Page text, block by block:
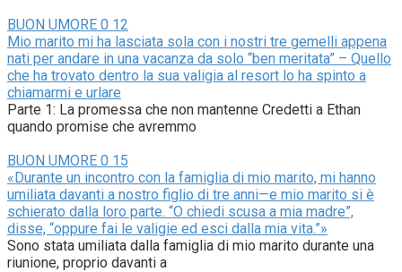
BUON UMORE 0 12
Mio marito mi ha lasciata sola con i nostri tre gemelli appena
nati per andare in una vacanza da solo “ben meritata” – Quello
che ha trovato dentro la sua valigia al resort lo ha spinto a
chiamarmi e urlare
Parte 1: La promessa che non mantenne Credetti a Ethan
quando promise che avremmo
BUON UMORE 0 15
«Durante un incontro con la famiglia di mio marito, mi hanno
umiliata davanti a nostro figlio di tre anni—e mio marito si è
schierato dalla loro parte. “O chiedi scusa a mia madre”,
disse, “oppure fai le valigie ed esci dalla mia vita.”»
Sono stata umiliata dalla famiglia di mio marito durante una
riunione, proprio davanti a